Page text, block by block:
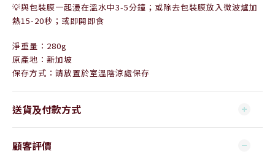
💡與包裝膜一起漫在溫水中3-5分鐘；或除去包裝膜放入微波爐加
熱15-20秒；或即開即食
淨重量：280g
原產地：新加坡
保存方式：請放置於室溫陰涼處保存
送貨及付款方式
顧客評價